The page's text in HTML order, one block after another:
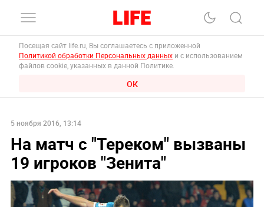
Посещая сайт life.ru, Вы соглашаетесь с приложенной
Политикой обработки Персональных данных и с использованием
файлов cookie, указанных в данной Политике.
ОК
5 ноября 2016, 13:14
На матч с "Тереком" вызваны
19 игроков "Зенита"